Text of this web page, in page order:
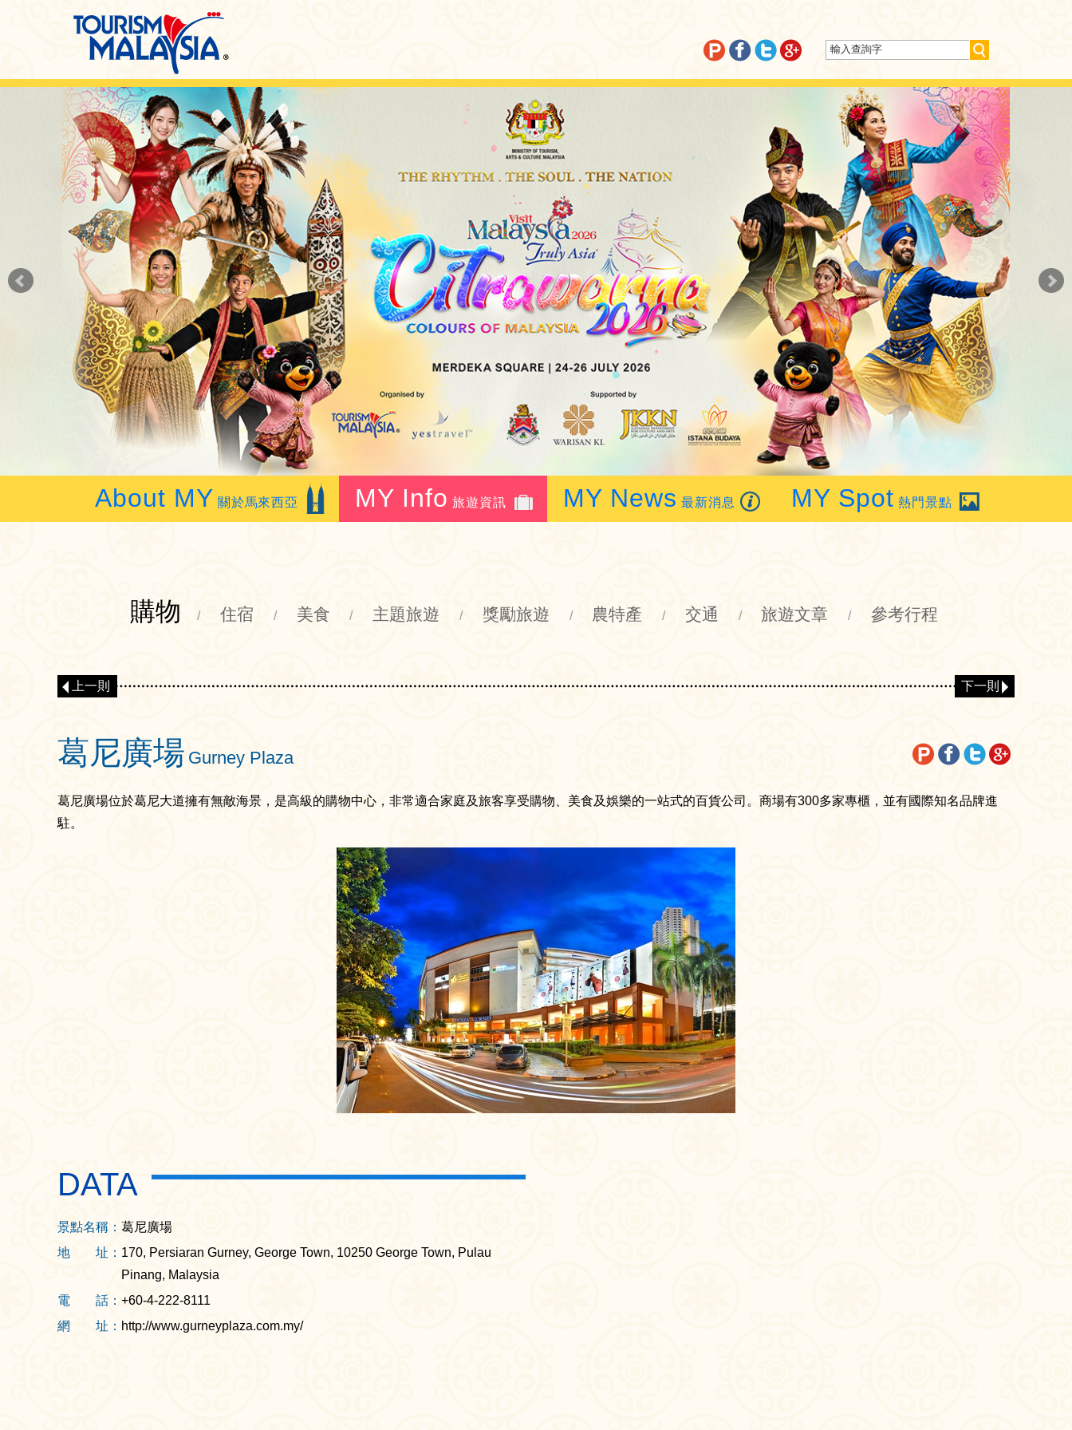
About MY 關於馬來西亞 MY Info 旅遊資訊 MY News 最新消息 MY Spot 熱門景點
購物 / 住宿 / 美食 / 主題旅遊 / 獎勵旅遊 / 農特產 / 交通 / 旅遊文章 / 參考行程
上一則 下一則
葛尼廣場 Gurney Plaza
葛尼廣場位於葛尼大道擁有無敵海景，是高級的購物中心，非常適合家庭及旅客享受購物、美食及娛樂的一站式的百貨公司。商場有300多家專櫃，並有國際知名品牌進
駐。
DATA
景點名稱： 葛尼廣場
地 址： 170, Persiaran Gurney, George Town, 10250 George Town, Pulau
Pinang, Malaysia
電 話： +60-4-222-8111
網 址： http://www.gurneyplaza.com.my/